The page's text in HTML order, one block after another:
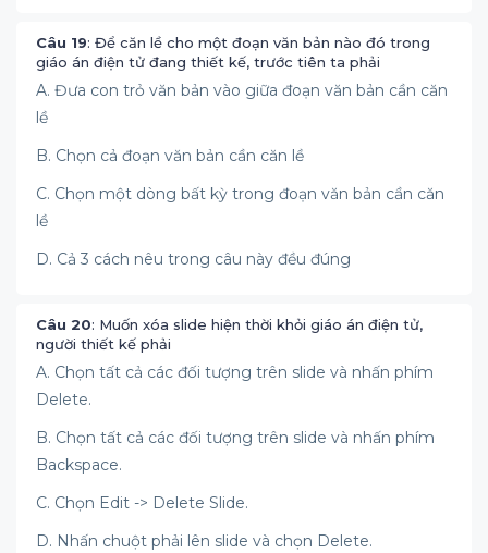
Câu 19: Để căn lề cho một đoạn văn bản nào đó trong
giáo án điện tử đang thiết kế, trước tiên ta phải
A. Đưa con trỏ văn bản vào giữa đoạn văn bản cần căn
lề
B. Chọn cả đoạn văn bản cần căn lề
C. Chọn một dòng bất kỳ trong đoạn văn bản cần căn
lề
D. Cả 3 cách nêu trong câu này đều đúng
Câu 20: Muốn xóa slide hiện thời khỏi giáo án điện tử,
người thiết kế phải
A. Chọn tất cả các đối tượng trên slide và nhấn phím
Delete.
B. Chọn tất cả các đối tượng trên slide và nhấn phím
Backspace.
C. Chọn Edit -> Delete Slide.
D. Nhấn chuột phải lên slide và chọn Delete.